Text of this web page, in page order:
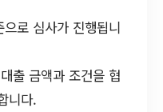
로 심사가 진행됩니
출 금액과 조건을 협
니다.